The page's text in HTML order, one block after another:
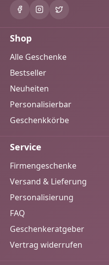
Shop
Alle Geschenke
Bestseller
Neuheiten
Personalisierbar
Geschenkkörbe
Service
Firmengeschenke
Versand & Lieferung
Personalisierung
FAQ
Geschenkeratgeber
Vertrag widerrufen